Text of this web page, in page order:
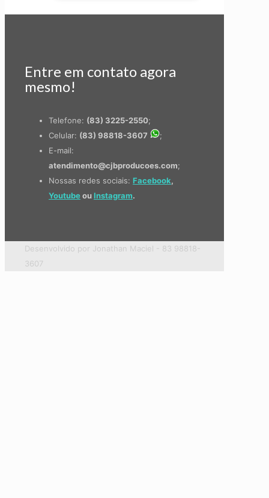
Entre em contato agora
mesmo!
Telefone: (83) 3225-2550;
Celular: (83) 98818-3607
;
E-mail:
atendimento@cjbproducoes.com;
Nossas redes sociais: Facebook,
Youtubeou Instagram.
Desenvolvido por Jonathan Maciel - 83 98818-
3607